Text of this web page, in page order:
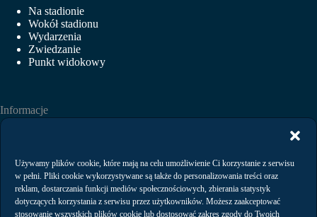
Używamy plików cookie, które mają na celu umożliwienie Ci korzystanie z serwisu
w pełni. Pliki cookie wykorzystywane są także do personalizowania treści oraz
reklam, dostarczania funkcji mediów społecznościowych, zbierania statystyk
dotyczących korzystania z serwisu przez użytkowników. Możesz zaakceptować
stosowanie wszystkich plików cookie lub dostosować zakres zgody do Twoich
Na stadionie
Wokół stadionu
Wydarzenia
Zwiedzanie
Punkt widokowy
Informacje
Wynajem
Regulaminy
Polityka prywatności